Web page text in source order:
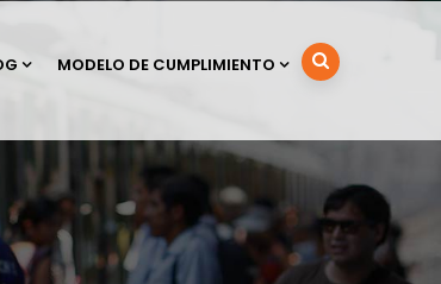
MODELO DE CUMPLIMIENTO